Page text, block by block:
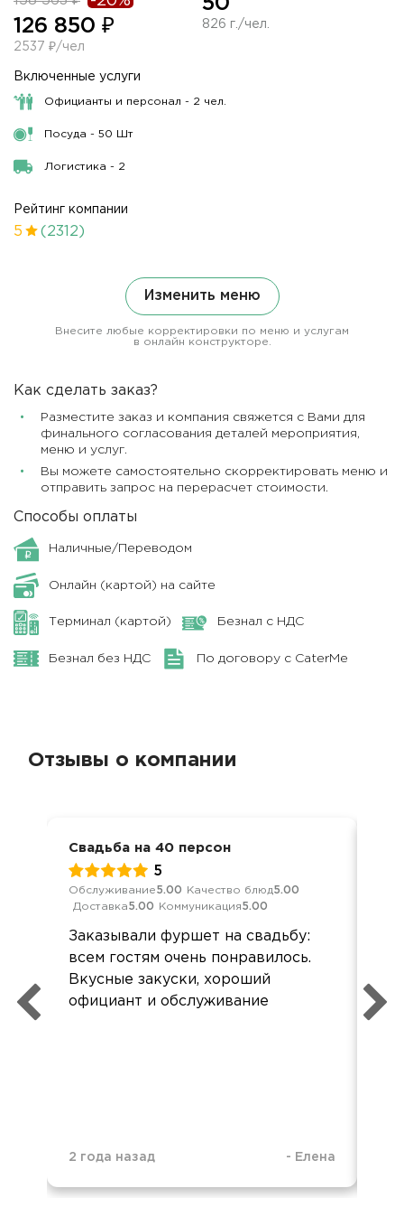
126 850 ₽
2537 ₽/чел
826 г./чел.
Включенные услуги
Официанты и персонал - 2 чел.
Посуда - 50 Шт
Логистика - 2
Рейтинг компании
5 (2312)
Изменить меню
Внесите любые корректировки по меню и услугам
в онлайн конструкторе.
Как сделать заказ?
Разместите заказ и компания свяжется с Вами для
финального согласования деталей мероприятия,
меню и услуг.
Вы можете самостоятельно скорректировать меню и
отправить запрос на перерасчет стоимости.
Способы оплаты
Наличные/Переводом
Онлайн (картой) на сайте
Терминал (картой) Безнал с НДС
Безнал без НДС По договору с CaterMe
Отзывы о компании
Свадьба на 40 персон
5
Обслуживание5.00 Качество блюд5.00
Доставка5.00 Коммуникация5.00
Заказывали фуршет на свадьбу:
всем гостям очень понравилось.
Вкусные закуски, хороший
официант и обслуживание
2 года назад - Елена